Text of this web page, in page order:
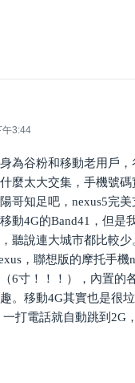
午3:44
為谷粉和移動老用戶
麼太大交集，手機號
哥知足吧，nexus5完美
動4G的Band41，但是
聽說連大城市都比較
，聯想版的摩托手機
6寸！！！），內置的
。移動4G其實也是很
一打電話就自動跳到2G